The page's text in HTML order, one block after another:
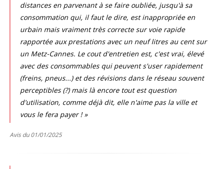
distances en parvenant à se faire oubliée, jusqu'à sa
consommation qui, il faut le dire, est inappropriée en
urbain mais vraiment très correcte sur voie rapide
rapportée aux prestations avec un neuf litres au cent sur
un Metz-Cannes. Le cout d'entretien est, c'est vrai, élevé
avec des consommables qui peuvent s'user rapidement
(freins, pneus...) et des révisions dans le réseau souvent
perceptibles (?) mais là encore tout est question
d'utilisation, comme déjà dit, elle n'aime pas la ville et
vous le fera payer ! »
Avis du 01/01/2025